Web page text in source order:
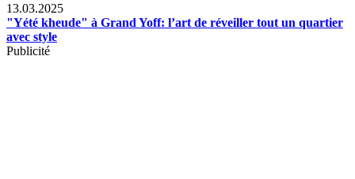
13.03.2025
"Yété kheude" à Grand Yoff: l’art de réveiller tout un quartier
avec style
Publicité